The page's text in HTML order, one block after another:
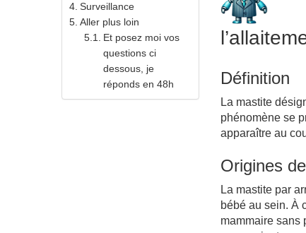
Surveillance
Aller plus loin
Et posez moi vos
questions ci
dessous, je
réponds en 48h
Définition
La mastite
phénomène se
apparaître au
Origines
La mastite par
bébé au sein. À
mammaire sans